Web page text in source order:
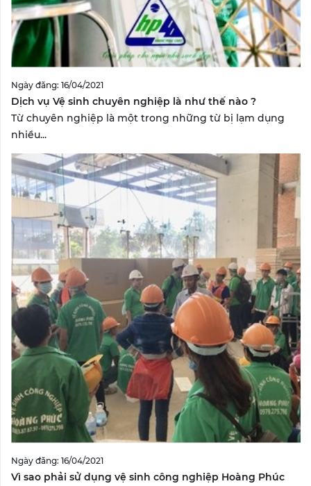
Ngày đăng: 16/04/2021
Dịch vụ Vệ sinh chuyên nghiệp là như thế nào ?
Từ chuyên nghiệp là một trong những từ bị lạm dụng
nhiều...
Ngày đăng: 16/04/2021
Vì sao phải sử dụng vệ sinh công nghiệp Hoàng Phúc